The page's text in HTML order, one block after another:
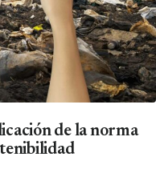
de la norma